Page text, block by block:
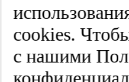
специалист
ДЗМ,
РНИМУ им.
Минздрава
Мантурова,
cооkies.
с нашими